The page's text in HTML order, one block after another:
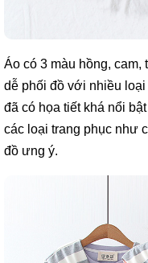
Áo có 3 màu hồng, cam,
dễ phối đồ với nhiều
đã có họa tiết khá nổi
các loại trang phục như
đồ ưng ý.